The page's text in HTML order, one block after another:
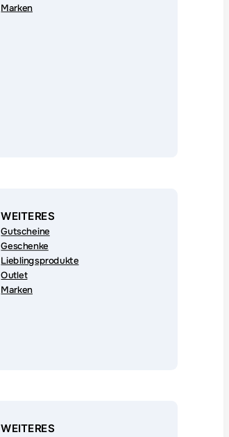
Marken
WEITERES
Gutscheine
Geschenke
Lieblingsprodukte
Outlet
Marken
WEITERES